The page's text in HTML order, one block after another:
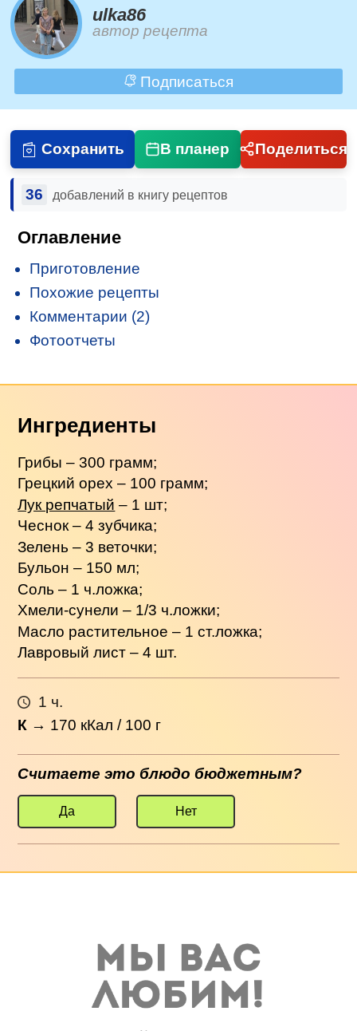
ulka86
автор рецепта
Подписаться
Сохранить В планер Поделиться
36 добавлений в книгу рецептов
Оглавление
Приготовление
Похожие рецепты
Комментарии (2)
Фотоотчеты
Ингредиенты
Грибы – 300 грамм;
Грецкий орех – 100 грамм;
Лук репчатый – 1 шт;
Чеснок – 4 зубчика;
Зелень – 3 веточки;
Бульон – 150 мл;
Соль – 1 ч.ложка;
Хмели-сунели – 1/3 ч.ложки;
Масло растительное – 1 ст.ложка;
Лавровый лист – 4 шт.
1 ч.
К → 170 кКал / 100 г
Считаете это блюдо бюджетным?
Да Нет